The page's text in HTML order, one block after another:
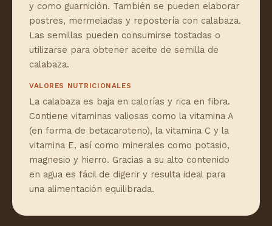
y como guarnición. También se pueden elaborar
postres, mermeladas y repostería con calabaza.
Las semillas pueden consumirse tostadas o
utilizarse para obtener aceite de semilla de
calabaza.
VALORES NUTRICIONALES
La calabaza es baja en calorías y rica en fibra.
Contiene vitaminas valiosas como la vitamina A
(en forma de betacaroteno), la vitamina C y la
vitamina E, así como minerales como potasio,
magnesio y hierro. Gracias a su alto contenido
en agua es fácil de digerir y resulta ideal para
una alimentación equilibrada.